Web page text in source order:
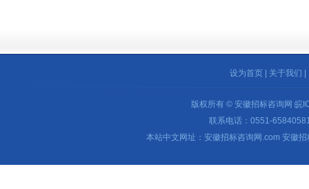
设为首页 关于我们
版权所有 © 安徽招标咨询网 皖
联系电话：0551-
本站中文网址：安徽招标咨询网.com 安徽